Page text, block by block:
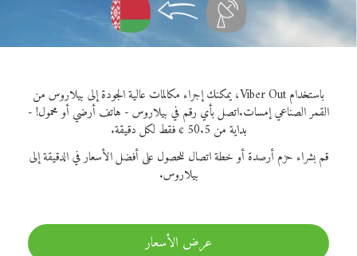
باستخدام Viber Out، يمكنك إجراء مكالمات عالية الجودة إلى بيلاروس من
القمر الصناعي إمسات.اتصل بأي رقم في بيلاروس - هاتف أرضي أو محمول! -
بداية من 50.5 ¢ فقط لكل دقيقة.
قم بشراء حزم أرصدة أو خطة اتصال للحصول على أفضل الأسعار في الدقيقة إلى
بيلاروس.
عرض الأسعار